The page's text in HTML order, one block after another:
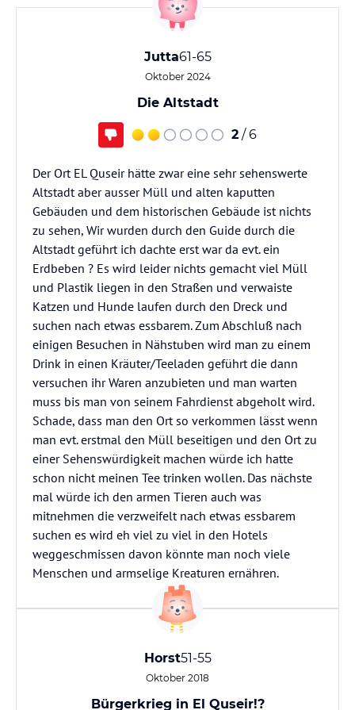
Jutta61-65
Oktober 2024
Die Altstadt
2 / 6
Der Ort EL Quseir hätte zwar eine sehr sehenswerte
Altstadt aber ausser Müll und alten kaputten
Gebäuden und dem historischen Gebäude ist nichts
zu sehen, Wir wurden durch den Guide durch die
Altstadt geführt ich dachte erst war da evt. ein
Erdbeben ? Es wird leider nichts gemacht viel Müll
und Plastik liegen in den Straßen und verwaiste
Katzen und Hunde laufen durch den Dreck und
suchen nach etwas essbarem. Zum Abschluß nach
einigen Besuchen in Nähstuben wird man zu einem
Drink in einen Kräuter/Teeladen geführt die dann
versuchen ihr Waren anzubieten und man warten
muss bis man von seinem Fahrdienst abgeholt wird.
Schade, dass man den Ort so verkommen lässt wenn
man evt. erstmal den Müll beseitigen und den Ort zu
einer Sehenswürdigkeit machen würde ich hatte
schon nicht meinen Tee trinken wollen. Das nächste
mal würde ich den armen Tieren auch was
mitnehmen die verzweifelt nach etwas essbarem
suchen es wird eh viel zu viel in den Hotels
weggeschmissen davon könnte man noch viele
Menschen und armselige Kreaturen ernähren.
Horst51-55
Oktober 2018
Bürgerkrieg in El Quseir!?